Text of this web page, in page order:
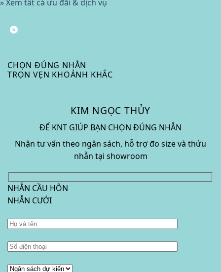
» Xem tất cả ưu đãi & dịch vụ
CHỌN ĐÚNG NHẪN
TRỌN VẸN KHOẢNH KHẮC
KIM NGỌC THỦY
ĐỂ KNT GIÚP BẠN CHỌN ĐÚNG NHẪN
Nhận tư vấn theo ngân sách, hỗ trợ đo size và thửu
nhẫn tại showroom
NHẪN CẦU HÔN
NHẪN CƯỚI